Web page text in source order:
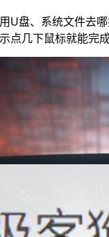
盘、系统文件
几下鼠标就能完